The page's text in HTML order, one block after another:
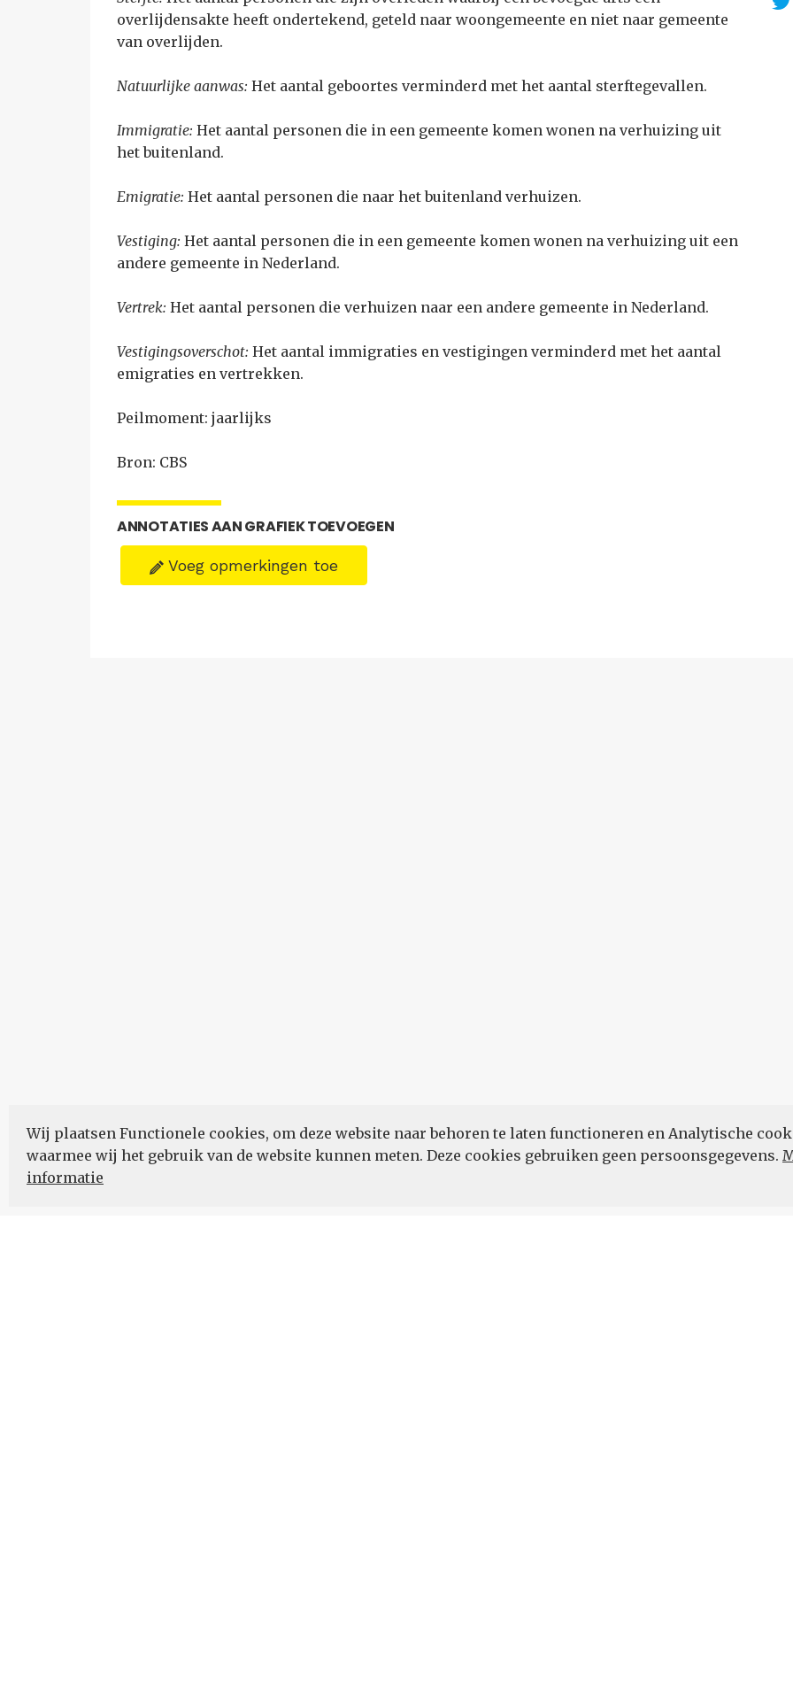
Wij plaatsen Functionele cookies, om deze website naar behoren te laten functioneren en Analytische
waarmee wij het gebruik van de website kunnen meten. Deze cookies gebruiken geen persoonsgegevens.
informatie
overlijdensakte heeft ondertekend, geteld naar woongemeente en niet naar gemeente
van overlijden.
Natuurlijke aanwas: Het aantal geboortes verminderd met het aantal sterftegevallen.
Immigratie: Het aantal personen die in een gemeente komen wonen na verhuizing uit
het buitenland.
Emigratie: Het aantal personen die naar het buitenland verhuizen.
Vestiging: Het aantal personen die in een gemeente komen wonen na verhuizing uit een
andere gemeente in Nederland.
Vertrek: Het aantal personen die verhuizen naar een andere gemeente in Nederland.
Vestigingsoverschot: Het aantal immigraties en vestigingen verminderd met het aantal
emigraties en vertrekken.
Peilmoment: jaarlijks
Bron: CBS
ANNOTATIES AAN GRAFIEK TOEVOEGEN
Voeg opmerkingen toe
POWERED BY